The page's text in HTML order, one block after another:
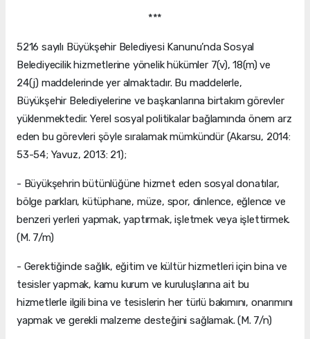
***
5216 sayılı Büyükşehir Belediyesi Kanunu’nda Sosyal
Belediyecilik hizmetlerine yönelik hükümler 7(v), 18(m) ve
24(j) maddelerinde yer almaktadır. Bu maddelerle,
Büyükşehir Belediyelerine ve başkanlarına birtakım görevler
yüklenmektedir. Yerel sosyal politikalar bağlamında önem arz
eden bu görevleri şöyle sıralamak mümkündür (Akarsu, 2014:
53-54; Yavuz, 2013: 21);
- Büyükşehrin bütünlüğüne hizmet eden sosyal donatılar,
bölge parkları, kütüphane, müze, spor, dinlence, eğlence ve
benzeri yerleri yapmak, yaptırmak, işletmek veya işlettirmek.
(M. 7/m)
- Gerektiğinde sağlık, eğitim ve kültür hizmetleri için bina ve
tesisler yapmak, kamu kurum ve kuruluşlarına ait bu
hizmetlerle ilgili bina ve tesislerin her türlü bakımını, onarımını
yapmak ve gerekli malzeme desteğini sağlamak. (M. 7/n)